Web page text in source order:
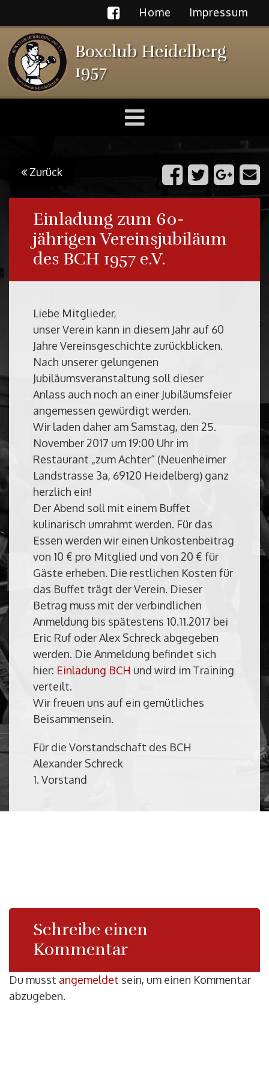
Home Impressum
Boxclub Heidelberg
1957
Toggle
navigation
Zurück
Einladung zum 60-
jährigen Vereinsjubiläum
des BCH 1957 e.V.
Liebe Mitglieder,
unser Verein kann in diesem Jahr auf 60
Jahre Vereinsgeschichte zurückblicken.
Nach unserer gelungenen
Jubiläumsveranstaltung soll dieser
Anlass auch noch an einer Jubiläumsfeier
angemessen gewürdigt werden.
Wir laden daher am Samstag, den 25.
November 2017 um 19:00 Uhr im
Restaurant „zum Achter“ (Neuenheimer
Landstrasse 3a, 69120 Heidelberg) ganz
herzlich ein!
Der Abend soll mit einem Buffet
kulinarisch umrahmt werden. Für das
Essen werden wir einen Unkostenbeitrag
von 10 € pro Mitglied und von 20 € für
Gäste erheben. Die restlichen Kosten für
das Buffet trägt der Verein. Dieser
Betrag muss mit der verbindlichen
Anmeldung bis spätestens 10.11.2017 bei
Eric Ruf oder Alex Schreck abgegeben
werden. Die Anmeldung befindet sich
hier: Einladung BCH und wird im Training
verteilt.
Wir freuen uns auf ein gemütliches
Beisammensein.
Für die Vorstandschaft des BCH
Alexander Schreck
1. Vorstand
Schreibe einen
Kommentar
Du musst angemeldet sein, um einen Kommentar
abzugeben.